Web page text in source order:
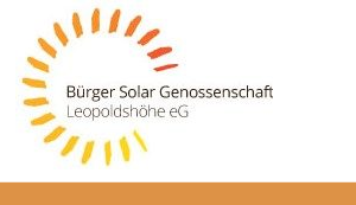
Inhalt
springen
BSG-
Leo
Bürger-
Solar-
Genossenschaft
Leopoldshöhe